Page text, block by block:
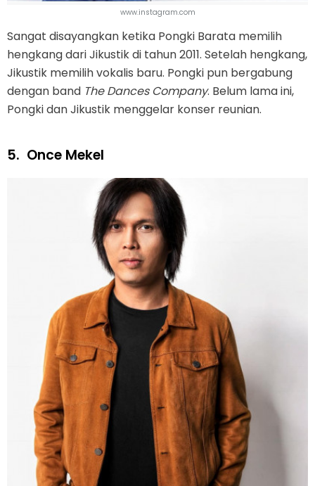
www.instagram.com
Sangat disayangkan ketika Pongki Barata memilih
hengkang dari Jikustik di tahun 2011. Setelah hengkang,
Jikustik memilih vokalis baru. Pongki pun bergabung
dengan band The Dances Company. Belum lama ini,
Pongki dan Jikustik menggelar konser reunian.
5. Once Mekel